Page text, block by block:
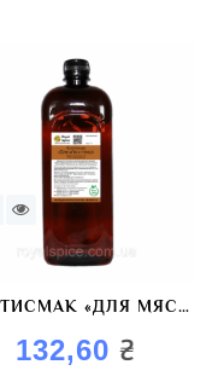
«ДЛЯ МЯСА
КРАСИТЕЛЬ
КОПТИЛЬНЫЙ
132,60₴